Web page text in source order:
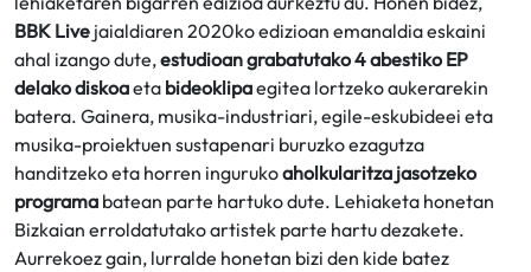
BBK Live jaialdiaren 2020ko edizioan emanaldia eskaini
ahal izango dute,estudioan grabatutako 4 abestiko EP
delako diskoaeta bideoklipaegitea lortzeko aukerarekin
batera. Gainera, musika-industriari, egile-eskubideei eta
musika-proiektuen sustapenari buruzko ezagutza
handitzeko eta horren ingurukoaholkularitza jasotzeko
programa batean parte hartuko dute. Lehiaketa honetan
Bizkaian erroldatutako artistek parte hartu dezakete.
Aurrekoez gain, lurralde honetan bizi den kide batez